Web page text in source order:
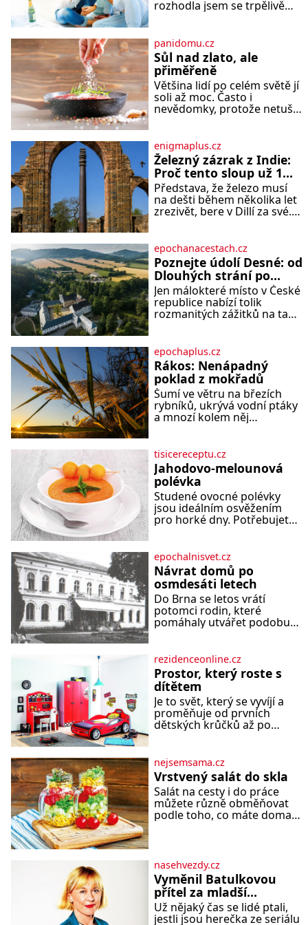
rozhodla jsem se trpělivě
rodině. Možná je to jedna z
nejtěžších věcí na světě. Ale
každý, kdo s tím má nějaké
zkušenosti, se zapřísahá, že
pokud odpustíte, znatelně
se vám uleví. Když se ke
mně doneslo, že si manžel
panidomu.cz
Sůl nad zlato, ale
přiměřeně
Většina lidí po celém světě jí
soli až moc. Často i
nevědomky, protože netuší,
jak velké množství se jí
vyráběných potravinách,
dokonce i těch sladkých.
Sůl je zdravá Ale v ani ne
třetinovém množství, než je
pro většinu populace běžné.
Její základní složky– sodík a
chlór – jsou zásadní pro
enigmaplus.cz
Železný zázrak z Indie:
Proč tento sloup už 1
600 let nezná rez?
Představa, že železo musí
na dešti během několika let
zrezivět, bere v Dillí za své.
vysoký železný sloup, který
už přibližně 1 600 let
odolává počasí
epochanacestach.cz
Poznejte údolí Desné: od
Dlouhých strání po
termální prameny
Jen málokteré místo v České
republice nabízí tolik
rozmanitých zážitků na tak
Během jediného dne
můžete nahlédnout do
útrob jedné z
nejvýznamnějších vodních
elektráren v Evropě, vydat
se na horské hřebeny,
projet se na koloběžce a
Losinách nebo v termálním
epochaplus.cz
Rákos: Nenápadný
poklad z mokřadů
Šumí ve větru na březích
rybníků, ukrývá vodní ptáky
a mnozí kolem něj
procházejí bez povšimnutí.
stavět domy, vyrábět lodě,
zapisovat první texty a
inspiroval řadu pověstí. Tato
skromná, ale užitečná
rostlina provází člověka už
tisíce let. Většina lidí vnímá
rákos jen jako obyčejnou
tisicereceptu.cz
Jahodovo-melounová
polévka
Studené ovocné polévky
jsou ideálním osvěžením
pro horké dny. Potřebujete
dezertního vína 50 g cukru
krystal 1 lžíci medu 200 g
zakysané sm
epochalnisvet.cz
Návrat domů po
osmdesáti letech
Do Brna se letos vrátí
potomci rodin, které
pomáhaly utvářet podobu
světová válka. Příběhy rodů
Placzek, Löw-Beer,
Fuhrmann, Kohn a Stiassni
se stanou jednou z hlavních
dramaturgických linií
festivalu židovské kultury
ŠTETL FEST 2026. Některé
pamatuje z rodinných
vyprávění, už dávno
rezidenceonline.cz
Prostor, který roste s
dítětem
Je to svět, který se vyvíjí a
proměňuje od prvních
dětských krůčků až po
kreativitu, soustředění i
odpočinek a reaguje na
každou etapu života a
specifické potřeby dítěte.
Pro nejmenší je klíčová
jednoduchost, měkkost a
Předškolní věk je
nejsemsama.cz
Vrstvený salát do skla
Salát na cesty i do práce
můžete různě obměňovat
podle toho, co máte doma.
porce potřebujete: ✿ 1/4
ledového nebo jiného salátu
(římský salát, polníček…) ✿ 1
malá konzerva kukuřice ✿ ½
okurky ✿ 2 rajčata Zálivka: ✿
4 lžíce olivového oleje ✿ 1
nasehvezdy.cz
Vyměnil Batulkovou
přítel za mladší
exemplář?
Už nějaký čas se lidé ptali,
jestli jsou herečka ze seriálu